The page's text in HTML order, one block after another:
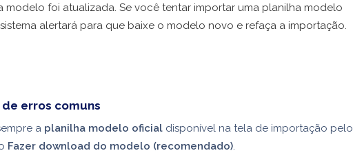
modelo foi atualizada. Se você tentar importar uma planilha modelo
alertará para que baixe o modelo novo e refaça a importação.
erros comuns
a planilha modelo oficial disponível na tela de importação pelo
Fazer download do modelo (recomendado)